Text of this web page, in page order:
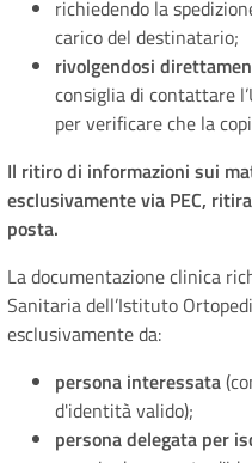
richiedendo la
carico del destinatario;
rivolgendosi
consiglia di contattare
per verificare che la
Il ritiro di informazioni sui
esclusivamente via PEC,
posta.
La documentazione clinica
Sanitaria dell’Istituto
esclusivamente da:
persona interessata
d'identità valido);
persona delegata per